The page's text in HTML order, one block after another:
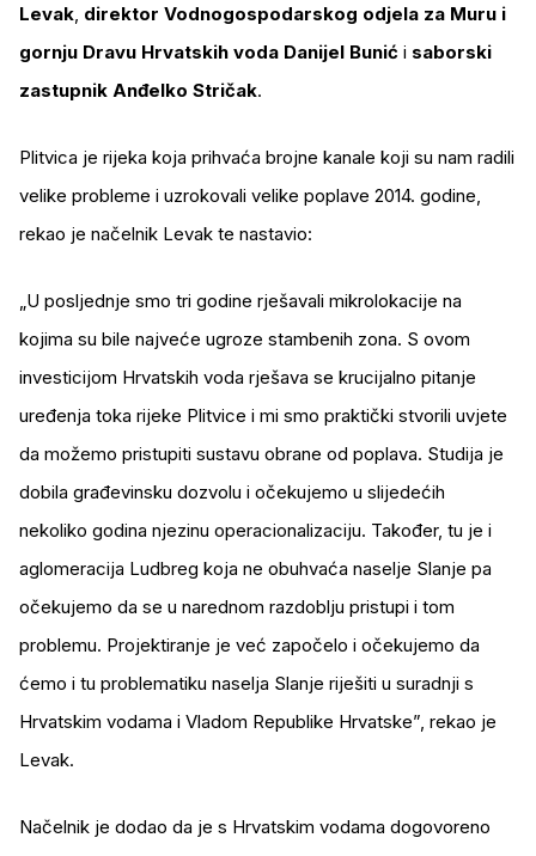
Levak, direktor Vodnogospodarskog odjela za Muru i
gornju Dravu Hrvatskih voda Danijel Bunić i saborski
zastupnik Anđelko Stričak.
Plitvica je rijeka koja prihvaća brojne kanale koji su nam radili
velike probleme i uzrokovali velike poplave 2014. godine,
rekao je načelnik Levak te nastavio:
„U posljednje smo tri godine rješavali mikrolokacije na
kojima su bile najveće ugroze stambenih zona. S ovom
investicijom Hrvatskih voda rješava se krucijalno pitanje
uređenja toka rijeke Plitvice i mi smo praktički stvorili uvjete
da možemo pristupiti sustavu obrane od poplava. Studija je
dobila građevinsku dozvolu i očekujemo u slijedećih
nekoliko godina njezinu operacionalizaciju. Također, tu je i
aglomeracija Ludbreg koja ne obuhvaća naselje Slanje pa
očekujemo da se u narednom razdoblju pristupi i tom
problemu. Projektiranje je već započelo i očekujemo da
ćemo i tu problematiku naselja Slanje riješiti u suradnji s
Hrvatskim vodama i Vladom Republike Hrvatske”, rekao je
Levak.
Načelnik je dodao da je s Hrvatskim vodama dogovoreno